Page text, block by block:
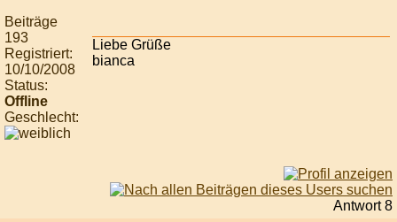
Beiträge
193
Registriert:
10/10/2008
Status:
Offline
Geschlecht:
Liebe Grüße
bianca
Antwort 8